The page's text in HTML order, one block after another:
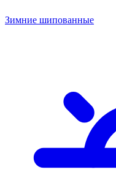
Зимние шипованные